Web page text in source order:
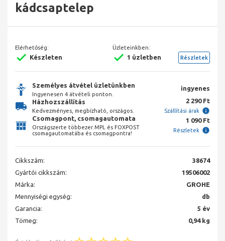
kádcsaptelep
Elérhetőség:
Készleten
Üzleteinkben:
1 üzletben Részletek
Személyes átvétel üzletünkben
Ingyenesen 4 átvételi ponton.
ingyenes
Házhozszállítás
Kedvezményes, megbízható, országos.
2 290 Ft
Szállítási árak
Csomagpont, csomagautomata
Országszerte többezer MPL és FOXPOST
csomagautomatába és csomagpontra!
1 090 Ft
Részletek
Cikkszám:
38674
Gyártói cikkszám:
19506002
Márka:
GROHE
Mennyiségi egység:
db
Garancia:
5 év
Tömeg:
0,94 kg